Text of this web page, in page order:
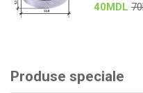
40 MDL 70
Produse speciale